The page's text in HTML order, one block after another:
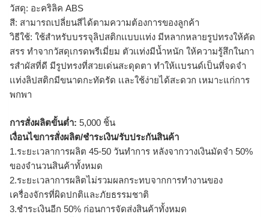
วัสดุ: อะคริลิค ABS
สี: สามารถเปลี่ยนสีได้ตามความต้องการของลูกค้า
วิธีใช้: ใช้สำหรับบรรจุลิปสติกเเบบเเท่ง มีหลากหลายรูปทรงให้คัด
สรร ทำจากวัสดุเกรดพรีเมี่ยม ตัวเเท่งมีน้ำหนัก ให้ความรู้สึกในกา
รสำผัสที่ดี มีรูปทรงที่สวยเด่นสะดุดตา ทำให้เเบรนด์เป็นที่จดจำ
เเท่งลิปสติกมีขนาดกะทัดรัด เเละใช้ง่ายได้สะดวก เหมาะแก่การ
พกพา
การสั่งผลิตขั้นต่ำ: 5,000 ชิ้น
เงื่อนไขการสั่งผลิต/ชำระเงิน/รับประกันสินค้า
1.ระยะเวลาการผลิต 45-50 วันทำการ หลังจากวางเงินมัดจำ 50%
ของจำนวนสินค้าทั้งหมด
2.ระยะเวลาการผลิตไม่รวมผลกระทบจากการทำงานของ
เครื่องจักรที่ผิดปกติและภัยธรรมชาติ
3.ชำระเงินอีก 50% ก่อนการจัดส่งสินค้าทั้งหมด